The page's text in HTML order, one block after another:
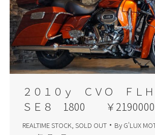
２０１０ｙ ＣＶＯ ＦＬＨ
ＳＥ８ 1800 ￥
REALTIME STOCK SOLD OUT By G'LUX